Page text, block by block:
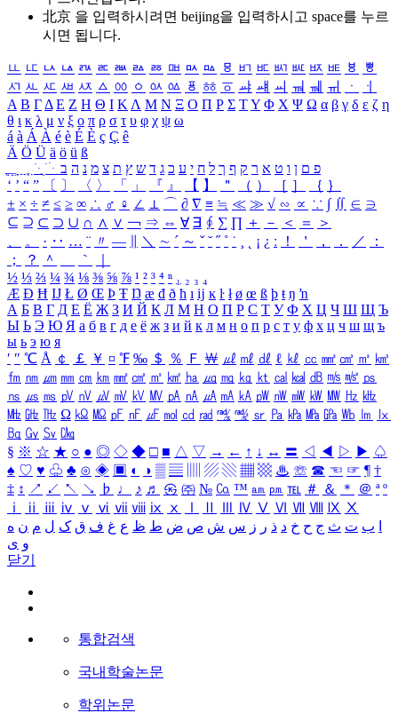
北京 을 입력하시려면 beijing을 입력하시고 space를 누르
시면 됩니다.
ㅥ ㅦ ㅧ ㅨ ㅩ ㅪ ㅫ ㅬ ㅭ ㅮ ㅯ ㅰ ㅱ ㅲ ㅳ ㅴ ㅵ ㅶ ㅷ ㅸ
ㅹ
ㅺ ㅻ ㅼ ㅽ ㅾ ㅿ ㆀ ㆁ ㆂ ㆃ ㆄ ㆅ ㆆ ㆇ ㆈ ㆉ ㆊ ㆋ ㆌ ㆍ
ㆎ
Α Β ΓΔ Ε Ζ Η Θ Ι ΚΛ Μ Ν Ξ Ο Π Ρ Σ ΤΥ Φ Χ Ψ Ω α β γ δ ε ζ η
θ ι κ λ μ ν ξ ο π ρ σ τ υ φ χ ψ ω
á à Á À é è É È ç Ç ê
Ä Ö Ü ä ö ü ß
ִֶֹ ֻּ ׁׂ פ ם ן ו ט א ר ק ף ך ל ח י ע כ ג ד ש ץ ת צ מ נ ה ב
‘ ’ “ ” 〔 〕 〈 〉 「 」 『 』 【 】 ＂ （ ） ［ ］ ｛ ｝
± × ÷ ≠ ≤ ≥ ∞ ∴ ♂ ♀ ∠ ⊥ ⌒ ∂ ∇ ≡ ≒ ≪ ≫ √ ∽ ∝ ∵ ∫ ∬ ∈ ∋
⊆ ⊇ ⊂ ⊃ ∪ ∩ ∧ ∨ ￢ ⇒ ⇔ ∀ ∃ ∮ ∑ ∏ ＋ － ＜ ＝
＞
、
。 · ‥ … ¨ 〃 ― ＼ ∼ ´ ～ ˇ ˘ ˝ ˚ ˙ ¸ ¡ ¿ ː ！ ＇ ， ． ／
：
；
？ ＾ ｀
½ ⅓ ⅔ ¼ ¾ ⅛ ⅜ ⅝ ⅞ ¹ ² ³ ⁴ ⁿ ₁ ₂ ₃ ₄
Æ Ð Ħ Ĳ Ł Ø Œ Þ Ŧ Ŋ æ đ ð ħ ı ĳ ĸ ŀ ł ø œ ß þ ŧ ŋ ŉ
А Б В Г Д Е Ё Ж З И Й К Л М Н О П Р С Т У Ф Х Ц Ч Ш Щ Ъ
Ы Ь Э Ю Я а б в г д е ё ж з и й к л м н о п р с т у ф х ц ч ш щ ъ
ы ь э ю я
′ ″ ℃ Å ￠ ￡ ￥ ¤ ℉ ‰ ＄ ％ Ｆ ￦ ㎕ ㎖ ㎗ ℓ ㎘ ㏄ ㎣ ㎤ ㎥ ㎦
㎙ ㎚ ㎛ ㎜ ㎝ ㎞ ㎟ ㎠ ㎡ ㎢ ㏊ ㎍ ㎎ ㎏ ㏏ ㎈ ㎉ ㏈ ㎧ ㎨ ㎰
㎱ ㎲ ㎳ ㎴ ㎵ ㎶ ㎷ ㎸ ㎹ ㎀ ㎁ ㎂ ㎃ ㎄ ㎺ ㎻ ㎽ ㎾ ㎿ ㎐ ㎑
㎒ ㎓ ㎔ Ω ㏀ ㏁ ㎊ ㎋ ㎌ ㏖ ㏅ ㎭ ㎮ ㎯ ㏛ ㎩ ㎪ ㎫ ㎬ ㏝ ㏐
㏓
㏃ ㏉ ㏜ ㏆
§ ※ ☆ ★ ○ ● ◎ ◇ ◆ □ ■ △ ▽ → ← ↑ ↓ ↔ 〓 ◁ ◀ ▷ ▶ ♤
♠ ♡ ♥ ♧ ♣ ⊙ ◈ ▣ ◐ ◑ ▒ ▤ ▨ ▧ ▦ ▩ ♨ ☏ ☎ ☜ ☞ ¶ †
‡ ↕ ↗ ↙ ↖ ↘ ♭ ♩ ♪ ♬ ㉿ ㈜ № ㏇ ™ ㏂ ㏘ ℡ ＃ ＆ ＊ ＠ ª º
ⅰ
ⅱ ⅲ ⅳ ⅴ ⅵ ⅶ ⅷ ⅸ ⅹ Ⅳ Ⅴ Ⅵ Ⅶ Ⅷ Ⅸ Ⅹ
ب ت ث ج ح خ د ذ ر ز س ش ص ض ط ظ ع غ ف ق ک ل م ن ه
و ی
닫기
통합검색
국내학술논문
학위논문